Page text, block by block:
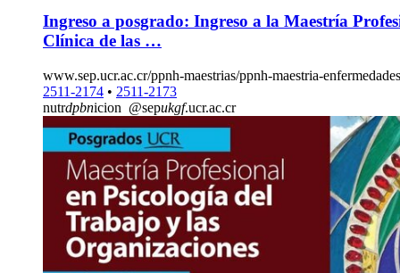
Ingreso a posgrado: Ingreso a la Maestría
Clínica de las …
www.sep.ucr.ac.cr/ppnh-maestrias/ppnh-maestria-
2511-2174 • 2511-2173
nutrdpbnicion @sepukgf.ucr.ac.cr